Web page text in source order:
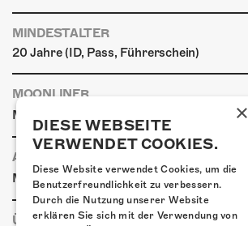
MINDESTALTER
20 Jahre (ID, Pass, Führerschein)
MOONLINER
Moonlinerfahrplan ab Kofmehl
ANREISE
Mit den ÖVs
Mit dem Auto | Zu Fuss
ÜBERNACHTEN
×
DIESE WEBSEITE
VERWENDET COOKIES.
Diese Website verwendet Cookies, um die
Benutzerfreundlichkeit zu verbessern.
Durch die Nutzung unserer Website
erklären Sie sich mit der Verwendung von